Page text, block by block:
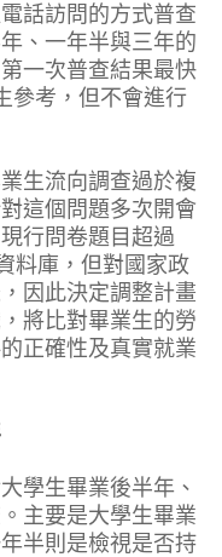
話訪問的方式普查
、一年半與三年的
一次普查結果最快
參考，但不會進行
生流向調查過於複
這個問題多次開會
行問卷題目超過
料庫，但對國家政
因此決定調整計畫
將比對畢業生的勞
正確性及真實就業
學生畢業後半年、
主要是大學生畢業
半則是檢視是否持